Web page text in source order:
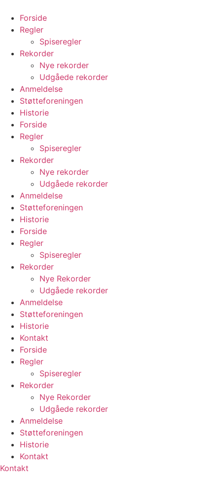
indhold
Forside
Regler
Spiseregler
Rekorder
Nye rekorder
Udgåede rekorder
Anmeldelse
Støtteforeningen
Historie
Forside
Regler
Spiseregler
Rekorder
Nye rekorder
Udgåede rekorder
Anmeldelse
Støtteforeningen
Historie
Forside
Regler
Spiseregler
Rekorder
Nye Rekorder
Udgåede rekorder
Anmeldelse
Støtteforeningen
Historie
Kontakt
Forside
Regler
Spiseregler
Rekorder
Nye Rekorder
Udgåede rekorder
Anmeldelse
Støtteforeningen
Historie
Kontakt
Kontakt